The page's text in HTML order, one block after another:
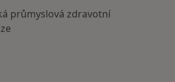
průmyslová zdravotní